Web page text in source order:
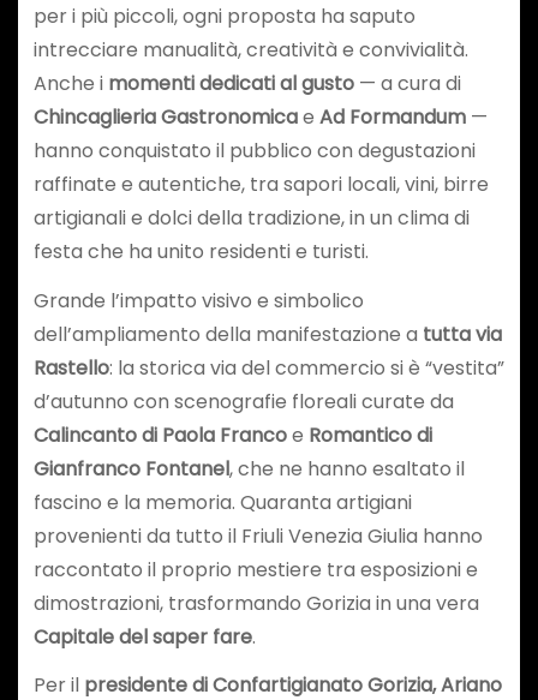
per i più piccoli, ogni proposta ha saputo
intrecciare manualità, creatività e convivialità.
Anche i momenti dedicati al gusto— a cura di
Chincaglieria Gastronomicae Ad Formandum—
hanno conquistato il pubblico con degustazioni
raffinate e autentiche, tra sapori locali, vini, birre
artigianali e dolci della tradizione, in un clima di
festa che ha unito residenti e turisti.
Grande l’impatto visivo e simbolico
dell’ampliamento della manifestazione a tutta via
Rastello: la storica via del commercio si è “vestita”
d’autunno con scenografie floreali curate da
Calincanto di Paola Francoe Romantico di
Gianfranco Fontanel, che ne hanno esaltato il
fascino e la memoria. Quaranta artigiani
provenienti da tutto il Friuli Venezia Giulia hanno
raccontato il proprio mestiere tra esposizioni e
dimostrazioni, trasformando Gorizia in una vera
Capitale del saper fare.
Per il presidente di Confartigianato Gorizia, Ariano